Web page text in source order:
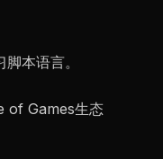
脚本语言。
of Games生态